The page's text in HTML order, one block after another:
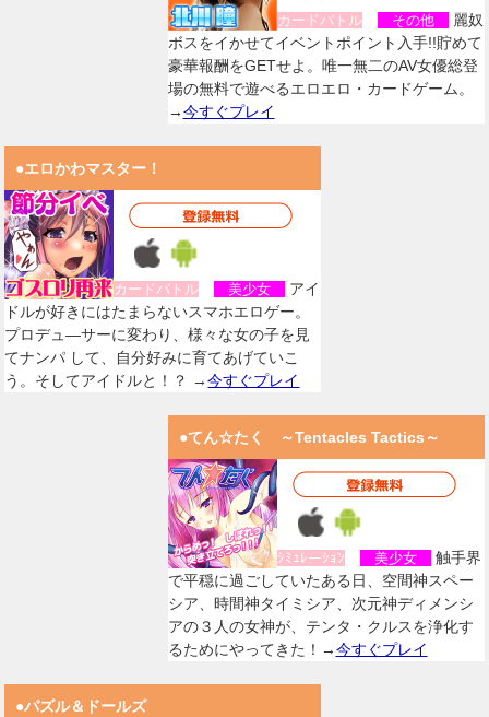
カードバトル その他
麗奴
ボスをイかせてイベントポイント入手!!貯めて
豪華報酬をGETせよ。唯一無二のAV女優総登
場の無料で遊べるエロエロ・カードゲーム。
→今すぐプレイ
●エロかわマスター！
カードバトル 美少女
アイ
ドルが好きにはたまらないスマホエロゲー。
プロデュ―サーに変わり、様々な女の子を見
てナンパ して、自分好みに育てあげていこ
う。そしてアイドルと！？ →今すぐプレイ
●てん☆たく ～Tentacles Tactics～
ｼﾐｭﾚーｼｮﾝ 美少女
触手界
で平穏に過ごしていたある日、空間神スペー
シア、時間神タイミシア、次元神ディメンシ
アの３人の女神が、テンタ・クルスを浄化す
るためにやってきた！→今すぐプレイ
●パズル＆ドールズ